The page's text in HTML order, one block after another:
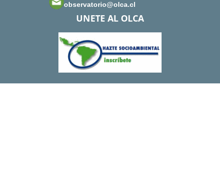
observatorio@olca.cl
UNETE AL OLCA